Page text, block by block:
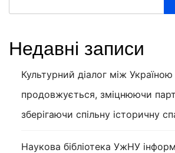
Недавні записи
Культурний діалог між
продовжується, зміцнюючи
зберігаючи спільну історичну
Наукова бібліотека УжНУ